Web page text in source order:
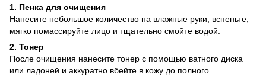
1. Пенка для очищения
Нанесите небольшое количество на влажные руки, вспеньте,
мягко помассируйте лицо и тщательно смойте водой.
2. Тонер
После очищения нанесите тонер с помощью ватного диска
или ладоней и аккуратно вбейте в кожу до полного